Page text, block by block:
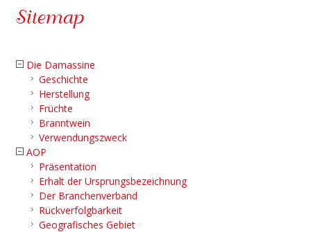
Sitemap
Die Damassine
Geschichte
Herstellung
Früchte
Branntwein
Verwendungszweck
AOP
Präsentation
Erhalt der Ursprungsbezeichnung
Der Branchenverband
Rückverfolgbarkeit
Geografisches Gebiet